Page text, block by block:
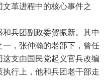
革进程中的核心事件之
兵团副政委贺振新。其中
，张仲瀚的老部下，曾任
支由国民党起义官兵改编
行上，他和兵团老干部走